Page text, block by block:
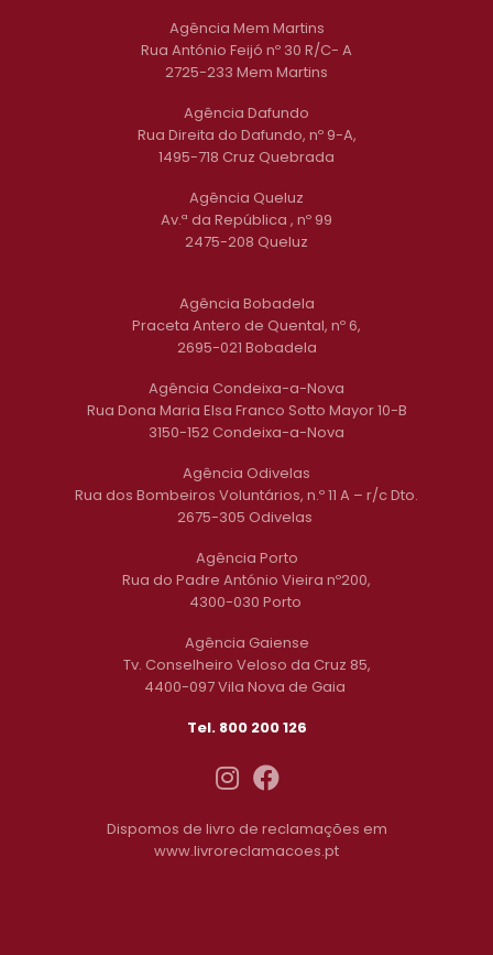
Agência Mem Martins
Rua António Feijó nº 30 R/C- A
2725-233 Mem Martins
Agência Dafundo
Rua Direita do Dafundo, nº 9-A,
1495-718 Cruz Quebrada
Agência Queluz
Av.ª da República , nº 99
2475-208 Queluz
Agência Bobadela
Praceta Antero de Quental, nº 6,
2695-021 Bobadela
Agência Condeixa-a-Nova
Rua Dona Maria Elsa Franco Sotto Mayor 10-B
3150-152 Condeixa-a-Nova
Agência Odivelas
Rua dos Bombeiros Voluntários, n.º 11 A – r/c Dto.
2675-305 Odivelas
Agência Porto
Rua do Padre António Vieira nº200,
4300-030 Porto
Agência Gaiense
Tv. Conselheiro Veloso da Cruz 85,
4400-097 Vila Nova de Gaia
Tel. 800 200 126
Dispomos de livro de reclamações em
www.livroreclamacoes.pt